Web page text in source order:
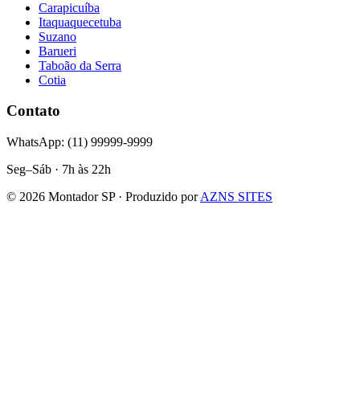
Carapicuíba
Itaquaquecetuba
Suzano
Barueri
Taboão da Serra
Cotia
Contato
WhatsApp: (11) 99999-9999
Seg–Sáb · 7h às 22h
© 2026 Montador SP · Produzido por AZNS SITES